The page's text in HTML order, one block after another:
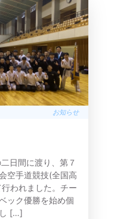
お知らせ
日間に渡り、第７
空手道競技(全国高
われました。チー
ック優勝を始め個
[…]